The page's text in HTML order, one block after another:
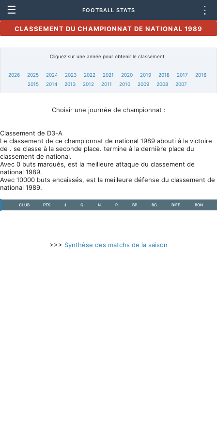
☰ FOOTBALL STATS ⋮
CLASSEMENT DU CHAMPIONNAT DE NATIONAL 1989
Cliquez sur une année pour obtenir le classement :
2026 2025 2024 2023 2022 2021 2020 2019 2018 2017
2016
2015
2014 2013 2012 2011 2010 2009 2008 2007
Choisir une journée de championnat :
Classement de D3-A
Le classement de ce championnat de national 1989 abouti à la victoire
de . se classe à la seconde place. termine à la dernière place du
classement de national.
Avec 0 buts marqués, est la meilleure attaque du classement de
national 1989.
Avec 10000 buts encaissés, est la meilleure défense du classement de
national 1989.
CLUB PTS J. G. N. P. BP. BC. DIFF. BON
>>> Synthèse des matchs de la saison